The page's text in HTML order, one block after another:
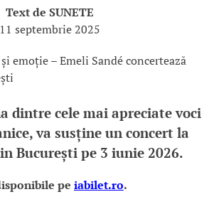
Text de SUNETE
11 septembrie 2025
dintre cele mai apreciate voci
va susține un concert la
București pe 3 iunie 2026.
pe iabilet.ro.